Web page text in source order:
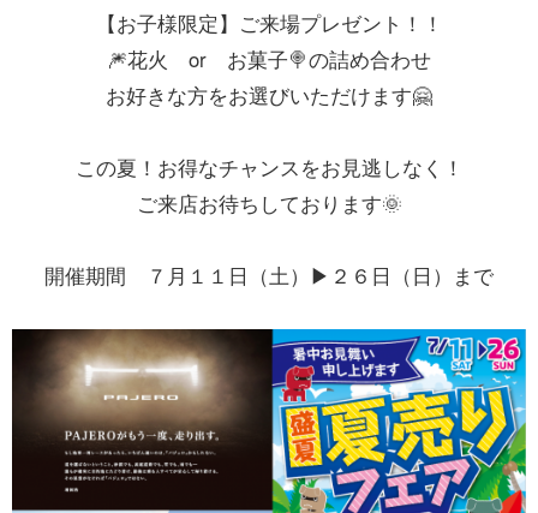
【お子様限定】ご来場プレゼント！！
🎆花火 or お菓子🍭の詰め合わせ
お好きな方をお選びいただけます🤗
この夏！お得なチャンスをお見逃しなく！
ご来店お待ちしております🌞
開催期間 ７月１１日（土）▶２６日（日）まで